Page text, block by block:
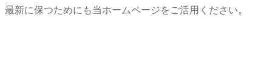
最新に保つためにも当ホームページをご活用ください。